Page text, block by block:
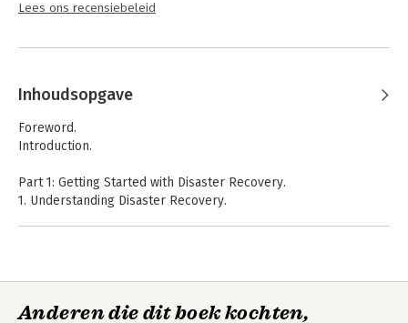
Lees ons recensiebeleid
Inhoudsopgave
Foreword.
Introduction.
Part 1: Getting Started with Disaster Recovery.
1. Understanding Disaster Recovery.
5. Planning User Recovery.
Anderen die dit boek kochten,